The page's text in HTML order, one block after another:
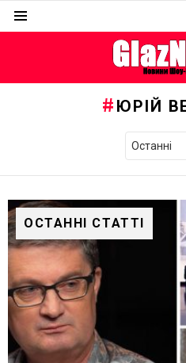
ЮРІЙ
ОСТАННІ СТАТТІ